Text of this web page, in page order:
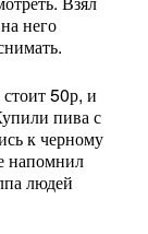
него
50р, и
пива с
к черному
напомнил
людей